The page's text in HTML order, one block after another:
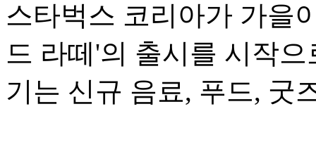
스타벅스 코리아가 가을
드 라떼'의 출시를 시작
기는 신규 음료, 푸드, 굿